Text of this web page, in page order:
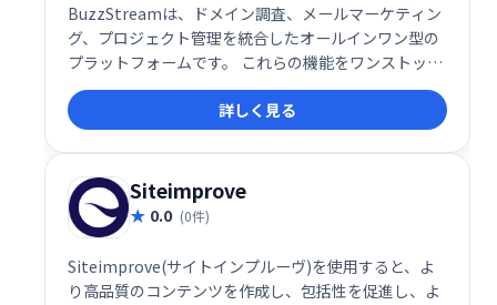
BuzzStreamは、ドメイン調査、メールマーケティン
グ、プロジェクト管理を統合したオールインワン型の
プラットフォームです。 これらの機能をワンストップ
で利用でき、効率的なアウトリーチ活動を実現しま
す。 効果的なコンテンツマーケティング戦略を構築
し、成果を最大化したい企業におすすめです。
詳しく見る
Siteimprove
0.0 (0件)
Siteimprove(サイトインプルーヴ)を使用すると、よ
り高品質のコンテンツを作成し、包括性を促進し、よ